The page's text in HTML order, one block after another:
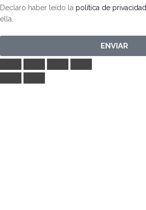
Declaro haber leído la política de privacidad
ella.
ENVIAR